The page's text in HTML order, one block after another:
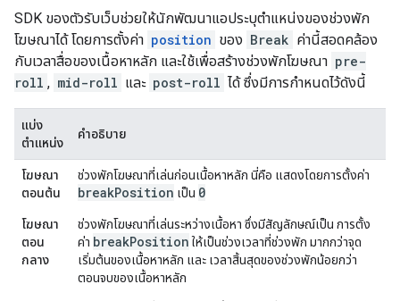
SDK ของตัวรับเว็บช่วยให้นักพัฒนาแอประบุตําแหน่งของช่วงพัก
โฆษณาได้ โดยการตั้งค่า position ของ Break ค่านี้สอดคล้อง
กับเวลาสื่อของเนื้อหาหลัก และใช้เพื่อสร้างช่วงพักโฆษณา pre-
roll , mid-roll และ post-roll ได้ ซึ่งมีการกำหนดไว้ดังนี้
แบ่ง
ตำแหน่ง
คำอธิบาย
โฆษณา
ตอนต้น
ช่วงพักโฆษณาที่เล่นก่อนเนื้อหาหลัก นี่คือ แสดงโดยการตั้งค่า
breakPosition เป็น 0
โฆษณา
ตอน
กลาง
ช่วงพักโฆษณาที่เล่นระหว่างเนื้อหา ซึ่งมีสัญลักษณ์เป็น การตั้ง
ค่า breakPosition ให้เป็นช่วงเวลาที่ช่วงพัก มากกว่าจุด
เริ่มต้นของเนื้อหาหลัก และ เวลาสิ้นสุดของช่วงพักน้อยกว่า
ตอนจบของเนื้อหาหลัก